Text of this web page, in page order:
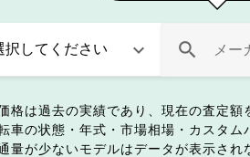
格は過去の実績であり、現在の査定額
車の状態・年式・市場相場・カスタム
量が少ないモデルはデータが表示され